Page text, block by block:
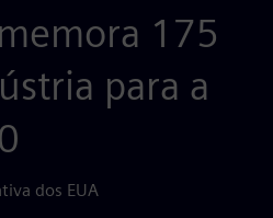
175
para a
dos EUA